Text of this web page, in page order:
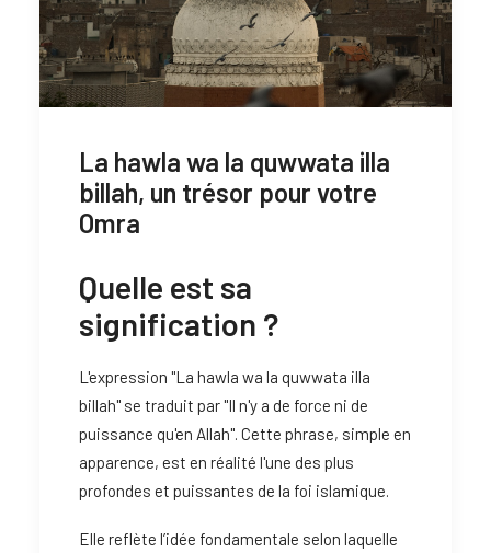
La hawla wa la quwwata illa
billah, un trésor pour votre
Omra
Quelle est sa
signification ?
L'expression "La hawla wa la quwwata illa
billah" se traduit par "Il n'y a de force ni de
puissance qu'en Allah". Cette phrase, simple en
apparence, est en réalité l'une des plus
profondes et puissantes de la foi islamique.
Elle reflète l’idée fondamentale selon laquelle